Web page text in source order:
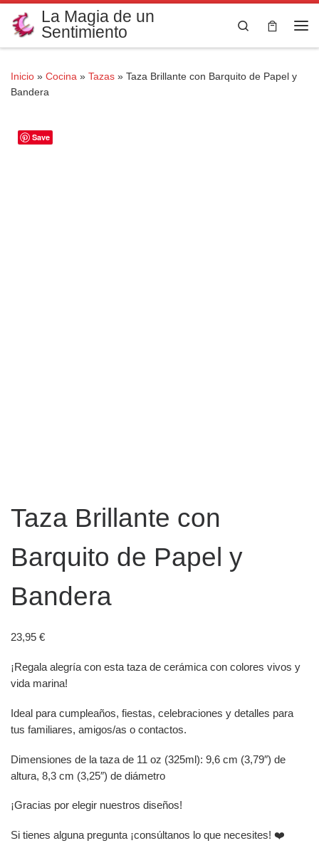
Saltar al contenido
La Magia de un
Sentimiento
Search
Inicio » Cocina » Tazas » Taza Brillante con Barquito de Papel y
Bandera
Save
Taza Brillante con
Barquito de Papel y
Bandera
23,95 €
¡Regala alegría con esta taza de cerámica con colores vivos y
vida marina!
Ideal para cumpleaños, fiestas, celebraciones y detalles para
tus familiares, amigos/as o contactos.
Dimensiones de la taza de 11 oz (325ml): 9,6 cm (3,79″) de
altura, 8,3 cm (3,25″) de diámetro
¡Gracias por elegir nuestros diseños!
Si tienes alguna pregunta ¡consúltanos lo que necesites! ❤️